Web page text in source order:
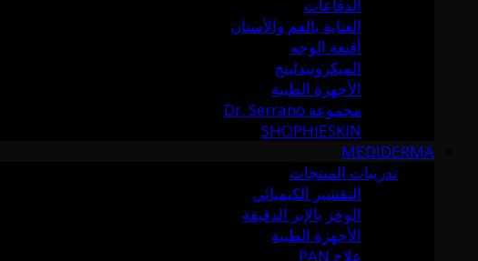
الدفاعات
العناية بالفم والأسنان
أقنعة الوجه
الميكرونيدلينج
الأجهزة الطبية
مجموعة Dr. Serrano
SHOPHIESKIN
MEDIDERMA
تدريبات المنتجات
التقشير الكيميائي
الوخز بالإبر الدقيقة
الأجهزة الطبية
علاج PAN